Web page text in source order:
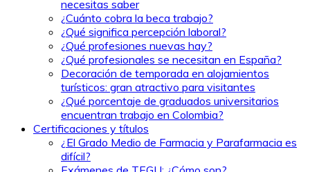
necesitas saber
¿Cuánto cobra la beca trabajo?
¿Qué significa percepción laboral?
¿Qué profesiones nuevas hay?
¿Qué profesionales se necesitan en España?
Decoración de temporada en alojamientos
turísticos: gran atractivo para visitantes
¿Qué porcentaje de graduados universitarios
encuentran trabajo en Colombia?
Certificaciones y títulos
¿El Grado Medio de Farmacia y Parafarmacia es
difícil?